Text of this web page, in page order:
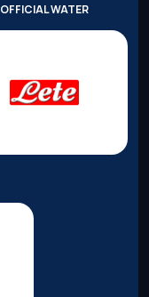
OFFICIAL WATER